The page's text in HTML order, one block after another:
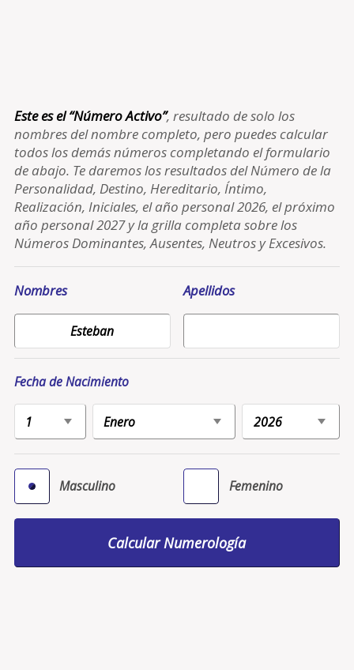
Este es el “Número Activo”, resultado de solo los
nombres del nombre completo, pero puedes calcular
todos los demás números completando el formulario
de abajo. Te daremos los resultados del Número de la
Personalidad, Destino, Hereditario, Íntimo,
Realización, Iniciales, el año personal 2026, el próximo
año personal 2027 y la grilla completa sobre los
Números Dominantes, Ausentes, Neutros y Excesivos.
Nombres Apellidos
Fecha de Nacimiento
Masculino Femenino